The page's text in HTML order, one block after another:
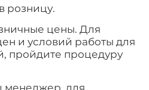
розницу.
цены. Для
и условий работы для
пройдите процедуру